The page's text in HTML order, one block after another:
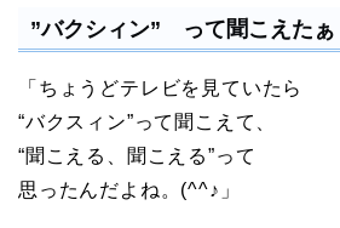
”バクシィン” って聞こえたぁ
「ちょうどテレビを見ていたら
“バクスィン”って聞こえて、
“聞こえる、聞こえる”って
思ったんだよね。(^^♪」